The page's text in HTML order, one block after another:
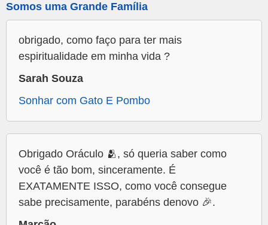
Somos uma Grande Família
obrigado, como faço para ter mais
espiritualidade em minha vida ?
Sarah Souza
Sonhar com Gato E Pombo
Obrigado Oráculo 🫂, só queria saber como
você é tão bom, sinceramente. É
EXATAMENTE ISSO, como você consegue
sabe precisamente, parabéns denovo 🎉.